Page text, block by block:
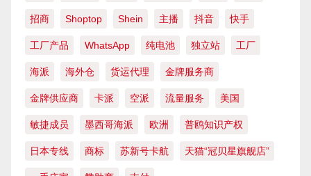
招商 Shoptop Shein 主播 抖音 快手
工厂产品 WhatsApp 纯电池 独立站 工厂
海派 海外仓 货运代理 金牌服务商
金牌供应商 卡派 空派 流量服务 美国
敏捷成员 墨西哥海派 欧洲 普鸥知识产权
日本专线 商标 苏新号卡航 天猫“冠贝星旗舰店”